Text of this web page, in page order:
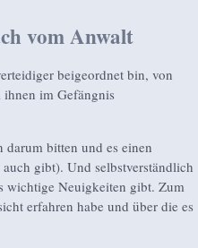
vom Anwalt
beigeordnet bin, von
im Gefängnis
bitten und es einen
gibt). Und selbstverständlich
wichtige Neuigkeiten gibt. Zum
erfahren habe und über die es